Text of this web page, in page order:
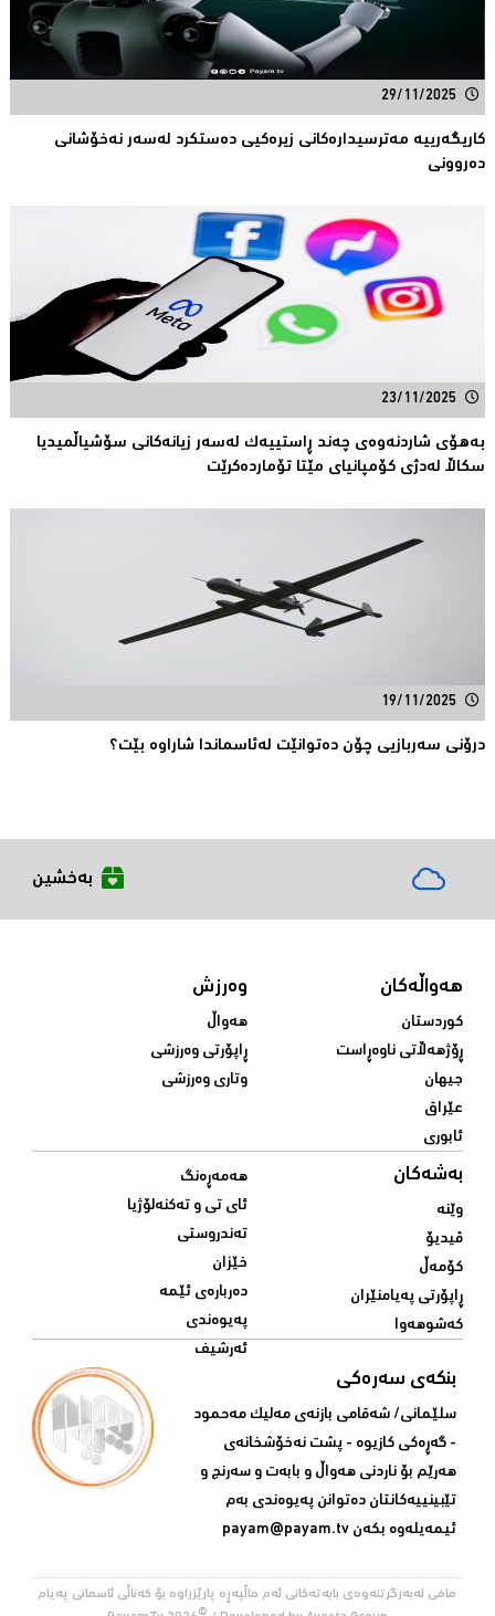
29/11/2025
كاریگەرییە مەترسیدارەكانی زیرەكیی دەستكرد لەسەر نەخۆشانی
دەروونی
23/11/2025
بەهۆى شاردنەوەى چەند ڕاستییەک لەسەر زیانەکانى سۆشیاڵمیدیا
سکاڵا لەدژى کۆمپانیاى مێتا تۆماردەکرێت
19/11/2025
درۆنی سەربازیی چۆن دەتوانێت لەئاسماندا شاراوە بێت؟
بەخشین
هەواڵەکان
کوردستان
ڕۆژهەڵاتی ناوەڕاست
جیهان
عێراق
ئابوری
وەرزش
هەواڵ
ڕاپۆرتی وەرزشی
وتاری وەرزشی
بەشەکان
وێنە
ڤیدیۆ
کۆمەڵ
ڕاپۆرتی پەیامنێران
کەشوهەوا
هەمەڕەنگ
ئای تی و تەکنەلۆژیا
تەندروستی
خێزان
دەربارەی ئێمە
پەیوەندی
ئەرشیف
بنکەی سەرەکی
سلێمانی/ شه‌قامی بازنه‌ی مه‌لیک مه‌حمود
- گه‌ڕه‌کی کازیوه‌ - پشت نه‌خۆشخانه‌ی‌
هه‌رێم بۆ ناردنی‌ هه‌واڵ و بابه‌ت و سه‌رنج و
تێبینییه‌كانتان ده‌توانن په‌یوه‌ندی‌ به‌م
ئیمه‌یله‌وه‌ بكه‌ن payam@payam.tv
مافی لەبەرگرتنەوەی بابەتەکانی ئەم ماڵپەڕە پارێزراوە بۆ کەناڵی ئاسمانی پەیام
©